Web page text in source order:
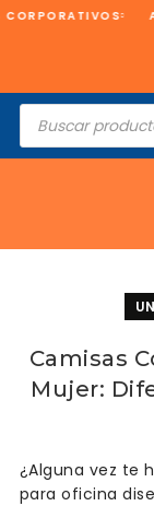
Búsqueda
de
productos
Camisas
Mujer:
¿Alguna vez te
para oficina